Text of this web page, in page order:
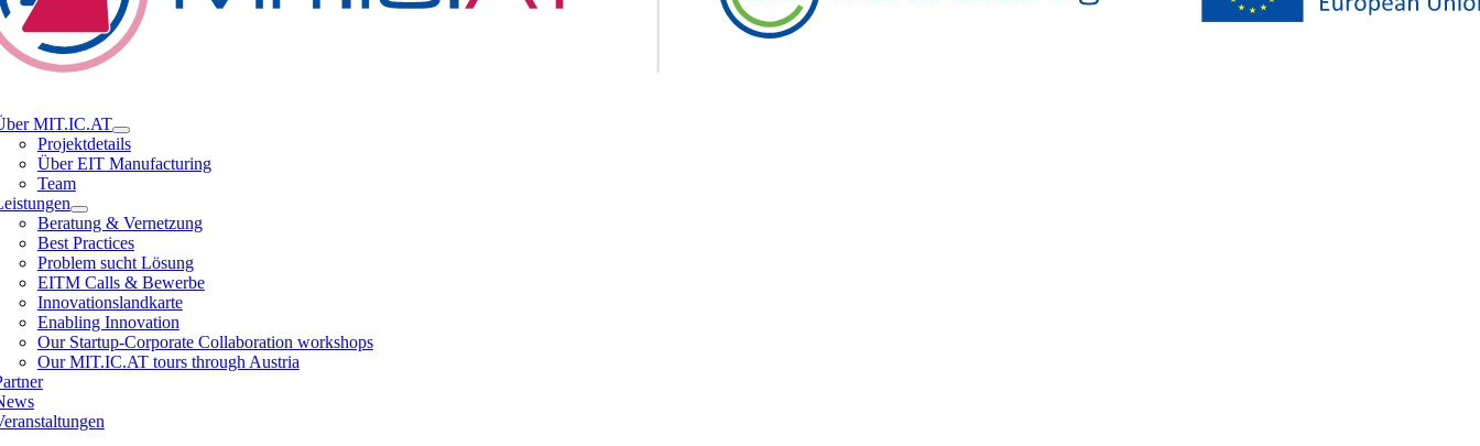
MIT.IC.AT
Projektdetails
Über EIT Manufacturing
Team
Beratung & Vernetzung
Best Practices
Problem sucht Lösung
EITM Calls & Bewerbe
Innovationslandkarte
Enabling Innovation
Our Startup-Corporate Collaboration workshops
Our MIT.IC.AT tours through Austria